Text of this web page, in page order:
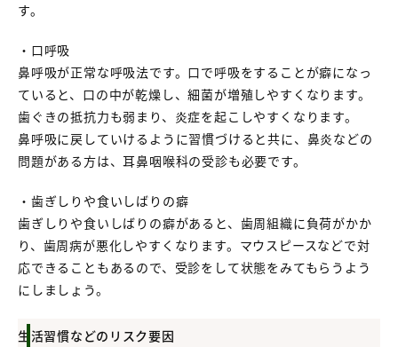
す。
・口呼吸
鼻呼吸が正常な呼吸法です。口で呼吸をすることが癖になっ
ていると、口の中が乾燥し、細菌が増殖しやすくなります。
歯ぐきの抵抗力も弱まり、炎症を起こしやすくなります。
鼻呼吸に戻していけるように習慣づけると共に、鼻炎などの
問題がある方は、耳鼻咽喉科の受診も必要です。
・歯ぎしりや食いしばりの癖
歯ぎしりや食いしばりの癖があると、歯周組織に負荷がかか
り、歯周病が悪化しやすくなります。マウスピースなどで対
応できることもあるので、受診をして状態をみてもらうよう
にしましょう。
生活習慣などのリスク要因